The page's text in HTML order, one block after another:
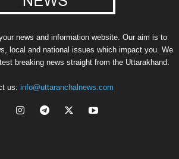
news and information website. Our aim is to
local and national issues which impact you. We
breaking news straight from the Uttarakhand.
us: info@uttaranchalnews.com